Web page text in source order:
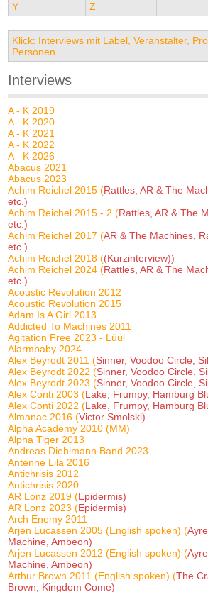
Y
Z
Klick: Interviews mit Label, Veranstalter,
Personen
Interviews
A - K 2019
A - K 2020
A - K 2021
A - K 2022
A - K 2026
Abacus 2021
Abacus 2023
Achim Reichel 2015 (Rattles, AR & The
etc.)
Achim Reichel 2015 - 2 (Rattles, AR & The
etc.)
Achim Reichel 2017 (AR & The Machines,
etc.)
Achim Reichel 2018 ((Kurzinterview))
Achim Reichel 2024 (Rattles, AR & The
etc.)
Acoustic Revolution 2012
Acoustic Revolution 2015
Adam Is A Girl 2013
Addicted To Machines 2011
Agitation Free 2023 - Lüül
Alarmbaby 2024
Alex Beyrodt 2011 (Sinner, Voodoo Circle,
Alex Beyrodt 2022 (Sinner, Voodoo Circle,
Alex Beyrodt 2023 (Sinner, Voodoo Circle,
Alex Conti 2003 (Lake, Frumpy, Hamburg
Alex Conti 2022 (Lake, Frumpy, Hamburg
Almanac 2016 (Victor Smolski)
Alpha Academy 2010 (MM)
Alpha Tiger 2013
Andreas Diehlmann Band 2023
Antenne Lila 2016
Antichrisis 2012
Antichrisis 2020
AR Lonz 2019 (Epidermis)
AR Lonz 2023 (Epidermis)
Arch Enemy 2011
Arjen Lucassen 2005 (English spoken) (
Machine, Ambeon)
Arjen Lucassen 2012 (English spoken) (
Machine, Ambeon)
Arthur Brown 2011 (English spoken) (The
Brown, Kingdom Come)